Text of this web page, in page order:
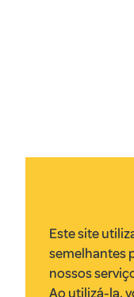
Este site
semelhantes
nossos
Ao utilizá-la,